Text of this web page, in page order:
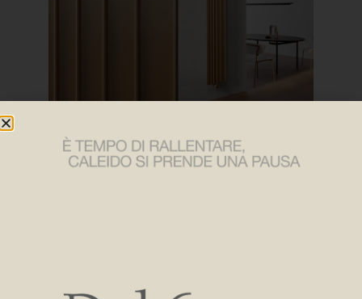
e la relazione dinamica con la luce. L’architetto Jean-Michel
Wilmotte porta in Caleido la poliedricità del suo approccio,
un’integrazione fluida con lo spazio in cui gli accessori ne